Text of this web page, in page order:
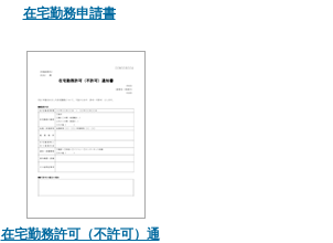
在宅勤務申請書
在宅勤務許可（不許可）通